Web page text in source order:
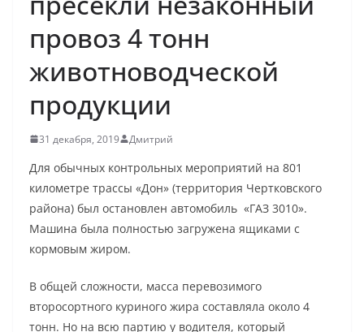
провоз 4 тонн
животноводческой
продукции
31 декабря, 2019 Дмитрий
Для обычных контрольных мероприятий на 801
километре трассы «Дон» (территория Чертковского
района) был остановлен автомобиль «ГАЗ 3010».
Машина была полностью загружена ящиками с
кормовым жиром.
В общей сложности, масса перевозимого
второсортного куриного жира составляла около 4
тонн. Но на всю партию у водителя, который